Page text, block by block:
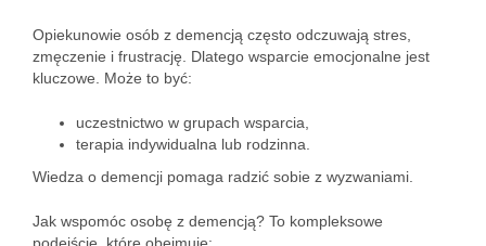
Opiekunowie osób z demencją często odczuwają stres,
zmęczenie i frustrację. Dlatego wsparcie emocjonalne jest
kluczowe. Może to być:
uczestnictwo w grupach wsparcia,
terapia indywidualna lub rodzinna.
Wiedza o demencji pomaga radzić sobie z wyzwaniami.
Jak wspomóc osobę z demencją? To kompleksowe